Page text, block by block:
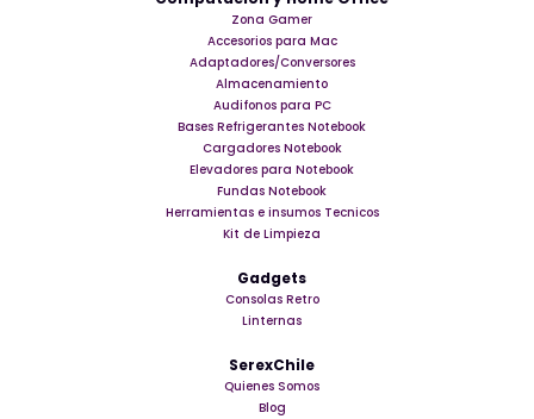
Zona Gamer
Accesorios para Mac
Adaptadores/Conversores
Almacenamiento
Audifonos para PC
Bases Refrigerantes Notebook
Cargadores Notebook
Elevadores para Notebook
Fundas Notebook
Herramientas e insumos Tecnicos
Kit de Limpieza
Gadgets
Consolas Retro
Linternas
SerexChile
Quienes Somos
Blog